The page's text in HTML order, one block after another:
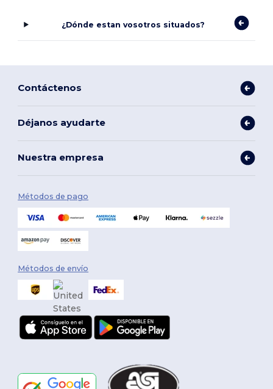
¿Dónde estan vosotros situados?
Contáctenos
Déjanos ayudarte
Nuestra empresa
Métodos de pago
Métodos de envío